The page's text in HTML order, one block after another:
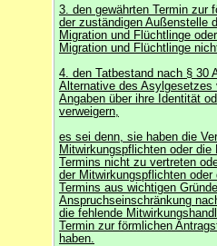
3. den gewährten Termin zur
der zuständigen Außenstelle
Migration und Flüchtlinge
Migration und Flüchtlinge
4. den Tatbestand nach § 30
Alternative des Asylgesetzes
Angaben über ihre Identität
verweigern,
es sei denn, sie haben die
Mitwirkungspflichten oder die
Termins nicht zu vertreten
der Mitwirkungspflichten oder
Termins aus wichtigen
Anspruchseinschränkung
die fehlende
Termin zur förmlichen
haben.